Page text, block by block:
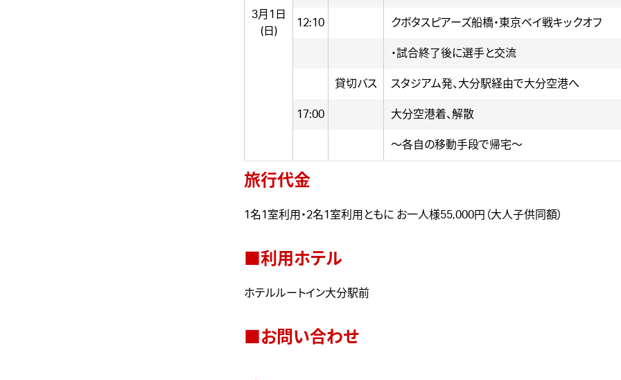
3月1日
(日)
12:10 クボタスピアーズ船橋・東京ベイ戦キックオフ
・試合終了後に選手と交流
貸切バス スタジアム発、大分駅経由で大分空港へ
17:00 大分空港着、解散
～各自の移動手段で帰宅～
旅行代金
1名1室利用・2名1室利用ともに お一人様55,000円（大人子供同額）
■利用ホテル
ホテルルートイン大分駅前
■お問い合わせ